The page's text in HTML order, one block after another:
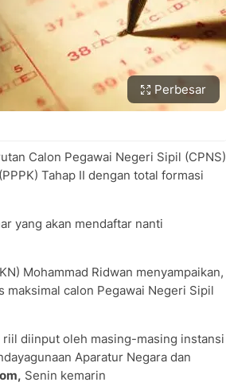
Perbesar
Calon Pegawai Negeri Sipil (CPNS)
Tahap II dengan total formasi
yang akan mendaftar nanti
Mohammad Ridwan menyampaikan,
maksimal calon Pegawai Negeri Sipil
riil diinput oleh masing-masing instansi
Aparatur Negara dan
Senin kemarin